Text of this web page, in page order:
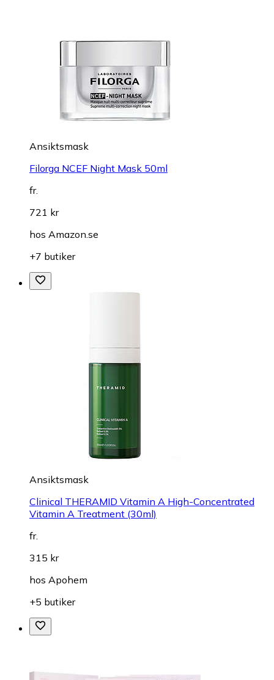
Ansiktsmask
Filorga NCEF Night Mask 50ml
fr.
721 kr
hos Amazon.se
+7 butiker
Ansiktsmask
Clinical THERAMID Vitamin A High-Concentrated
Vitamin A Treatment (30ml)
fr.
315 kr
hos Apohem
+5 butiker